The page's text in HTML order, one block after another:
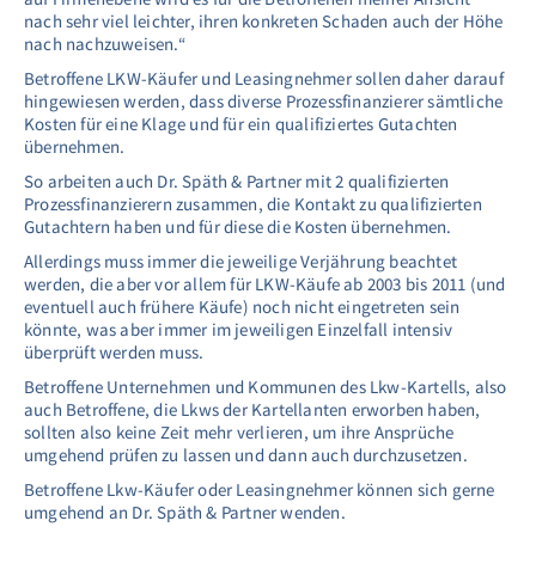
nach sehr viel leichter, ihren konkreten Schaden auch der Höhe
nach nachzuweisen.“
Betroffene LKW-Käufer und Leasingnehmer sollen daher darauf
hingewiesen werden, dass diverse Prozessfinanzierer sämtliche
Kosten für eine Klage und für ein qualifiziertes Gutachten
übernehmen.
So arbeiten auch Dr. Späth & Partner mit 2 qualifizierten
Prozessfinanzierern zusammen, die Kontakt zu qualifizierten
Gutachtern haben und für diese die Kosten übernehmen.
Allerdings muss immer die jeweilige Verjährung beachtet
werden, die aber vor allem für LKW-Käufe ab 2003 bis 2011 (und
eventuell auch frühere Käufe) noch nicht eingetreten sein
könnte, was aber immer im jeweiligen Einzelfall intensiv
überprüft werden muss.
Betroffene Unternehmen und Kommunen des Lkw-Kartells, also
auch Betroffene, die Lkws der Kartellanten erworben haben,
sollten also keine Zeit mehr verlieren, um ihre Ansprüche
umgehend prüfen zu lassen und dann auch durchzusetzen.
Betroffene Lkw-Käufer oder Leasingnehmer können sich gerne
umgehend an Dr. Späth & Partner wenden.